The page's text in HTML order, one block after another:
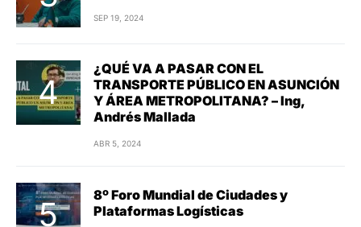
SEP 19, 2024
¿QUÉ VA A PASAR CON EL
TRANSPORTE PÚBLICO EN ASUNCIÓN
Y ÁREA METROPOLITANA? – Ing,
Andrés Mallada
ABR 5, 2024
8º Foro Mundial de Ciudades y
Plataformas Logísticas